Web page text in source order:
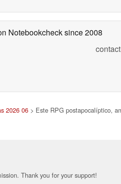
Notebookchecksince 2008
2026 06 > Este RPG postapocalíptico,
Thank you for your support!